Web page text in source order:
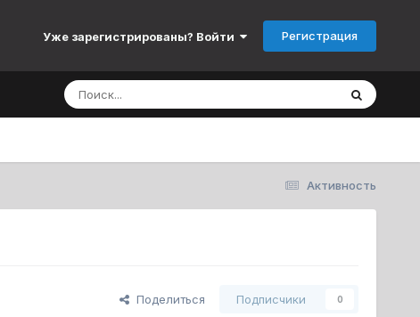
Уже зарегистрированы? Войти Регистрация
Активность
Поделиться Подписчики 0